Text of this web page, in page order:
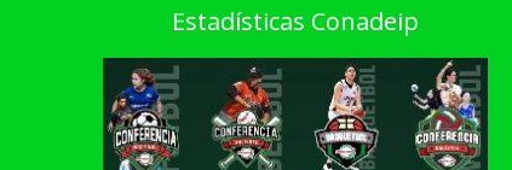
Estadísticas Conadeip